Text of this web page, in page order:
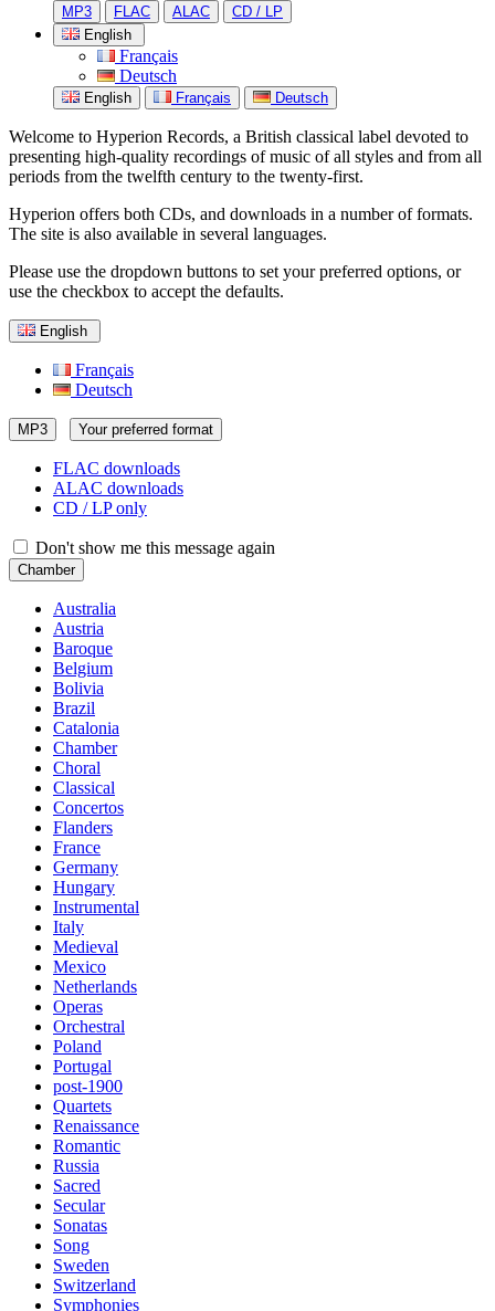
MP3 FLAC ALAC
CD / LP
English
Français
Deutsch
English Français Deutsch
Welcome to Hyperion Records, a British classical label devoted to
presenting high-quality recordings of music of all styles and from all
periods from the twelfth century to the twenty-first.
Hyperion offers both CDs, and downloads in a number of formats.
The site is also available in several languages.
Please use the dropdown buttons to set your preferred options, or
use the checkbox to accept the defaults.
English
Français
Deutsch
MP3 Your preferred format
FLAC downloads
ALAC downloads
CD / LP only
Don't show me this message again
Chamber
Australia
Austria
Baroque
Belgium
Bolivia
Brazil
Catalonia
Chamber
Choral
Classical
Concertos
Flanders
France
Germany
Hungary
Instrumental
Italy
Medieval
Mexico
Netherlands
Operas
Orchestral
Poland
Portugal
post-1900
Quartets
Renaissance
Romantic
Russia
Sacred
Secular
Sonatas
Song
Sweden
Switzerland
Symphonies